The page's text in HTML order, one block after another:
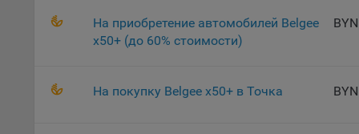
5.4.
На приобретение автомобилей Belgee
x50+ (до 60% стоимости)
BYN
На покупку Belgee x50+ в Точка BYN